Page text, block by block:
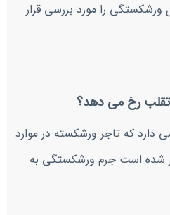
را مورد بررسی قرار
رخ می دهد؟
می دارد که تاجر ورشکسته در موارد
شده است جرم ورشکستگی به